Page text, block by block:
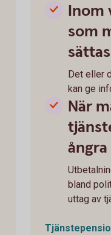
Inom
som
Det eller
kan ge
När
ångra
bland
uttag av